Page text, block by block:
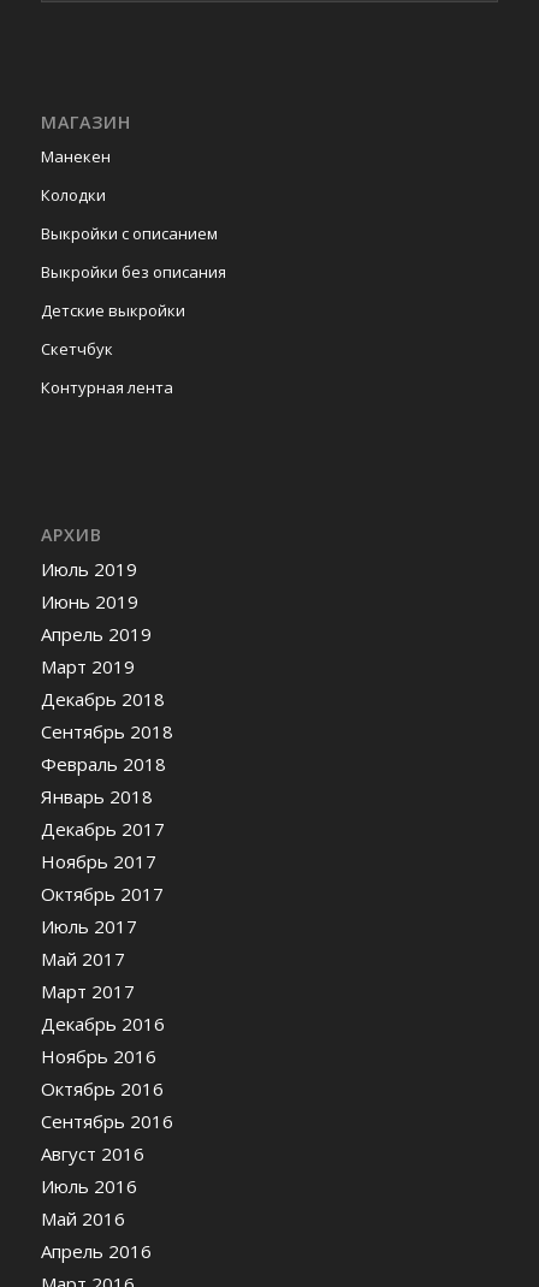
МАГАЗИН
Манекен
Колодки
Выкройки с описанием
Выкройки без описания
Детские выкройки
Скетчбук
Контурная лента
АРХИВ
Июль 2019
Июнь 2019
Апрель 2019
Март 2019
Декабрь 2018
Сентябрь 2018
Февраль 2018
Январь 2018
Декабрь 2017
Ноябрь 2017
Октябрь 2017
Июль 2017
Май 2017
Март 2017
Декабрь 2016
Ноябрь 2016
Октябрь 2016
Сентябрь 2016
Август 2016
Июль 2016
Май 2016
Апрель 2016